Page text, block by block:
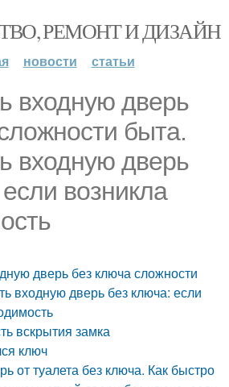
РЕМОНТ И ДИЗАЙН
новости статьи
входную дверь
быта.
входную дверь
возникла
дверь без ключа сложности
входную дверь без ключа: если
вскрытия замка
ключ
от туалета без ключа. Как быстро